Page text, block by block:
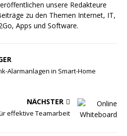
unsere Redakteure
zu den Themen Internet, IT,
Apps und Software.
Alarmanlagen in Smart-Home
NÄCHSTER
effektive Teamarbeit